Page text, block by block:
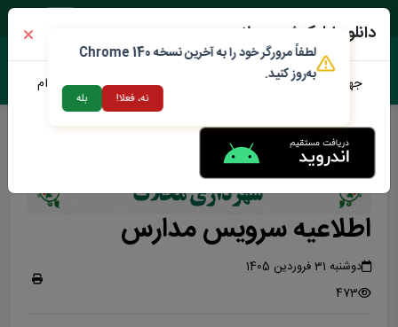
اطلاعیه سرویس مدارس
دوشنبه 31 فروردین 1405
473
دانلود اپلیکیشن محلات من
جهت دانلود نرم افزار محلات من می توانید از طریق لینک زیر اقدام
لطفاً مرورگر خود را به آخرین نسخه Chrome 140
به‌روز کنید.
نه، فعلا! بله